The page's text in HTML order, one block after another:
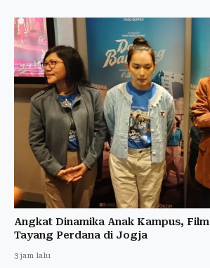
Angkat Dinamika Anak Kampus,
Tayang Perdana di Jogja
3 jam lalu